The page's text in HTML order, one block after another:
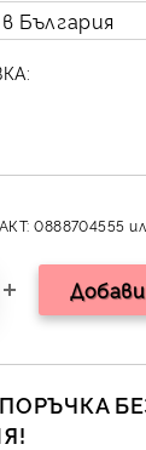
0888704555